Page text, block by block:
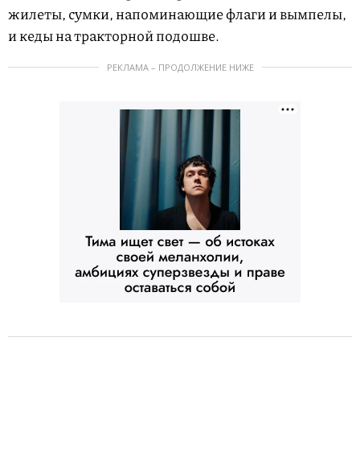
жилеты, сумки, напоминающие флаги и вымпелы,
и кеды на тракторной подошве.
РЕКЛАМА – ПРОДОЛЖЕНИЕ НИЖЕ